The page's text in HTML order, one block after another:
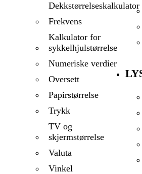
Dekkstørrelseskalkulator
Frekvens
Kalkulator for
sykkelhjulstørrelse
Numeriske verdier
Oversett
Papirstørrelse
Trykk
TV og
skjermstørrelse
Valuta
Vinkel